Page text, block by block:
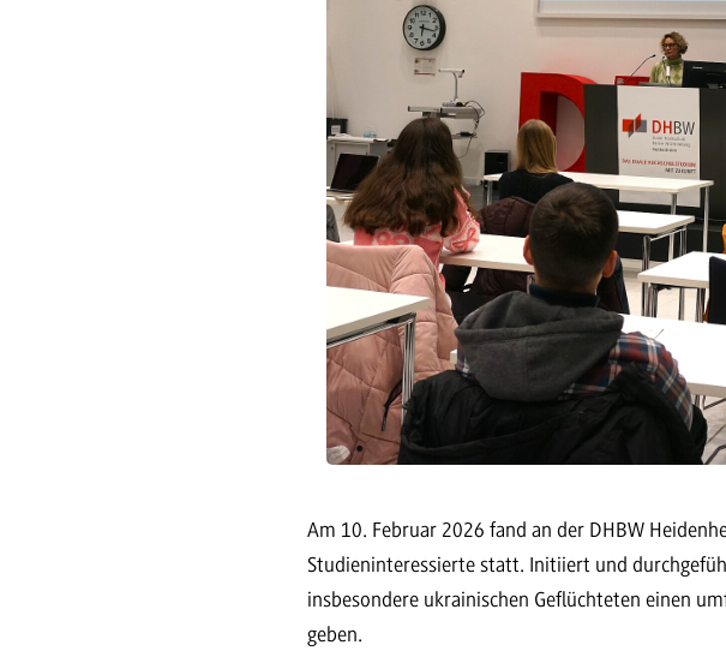
Am 10. Februar 2026 fand an der DHBW
Studieninteressierte statt. Initiiert und
insbesondere ukrainischen Geflüchteten einen
geben.